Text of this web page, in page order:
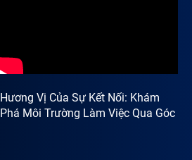
Hương Vị Của Sự Kết Nối: Khám
Phá Môi Trường Làm Việc Qua Góc